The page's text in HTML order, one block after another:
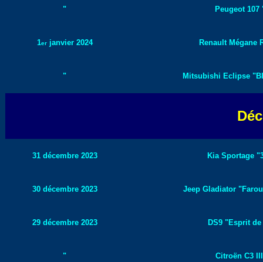
" Peugeot 107
1erjanvier 2024 Renault Mégane
" Mitsubishi Eclipse
31 décembre 2023 Kia Sportage
30 décembre 2023 Jeep Gladiator
29 décembre 2023 DS9 "Esprit de
" Citroën C3